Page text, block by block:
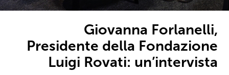
Giovanna Forlanelli,
Presidente della Fondazione
Luigi Rovati: un’intervista